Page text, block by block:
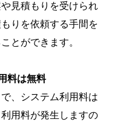
見積もりを受けられ
りを依頼する手間を
とができます。
料は無料
、システム利用料は
用料が発生しますの